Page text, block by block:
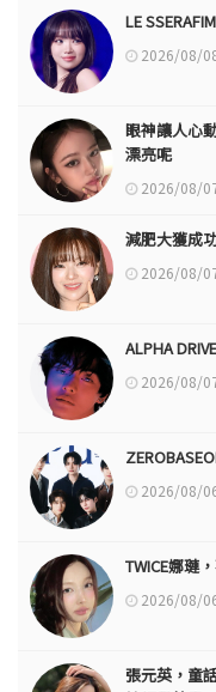
LE
2026/08/
眼神讓人心
漂亮呢
2026/08/
減肥大獲成
2026/08/
ALPHA
2026/08/
2026/08/
TWICE娜璉
2026/08/
張元英，童